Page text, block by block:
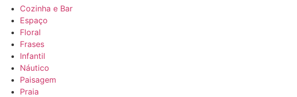
Cozinha e Bar
Espaço
Floral
Frases
Infantil
Náutico
Paisagem
Praia